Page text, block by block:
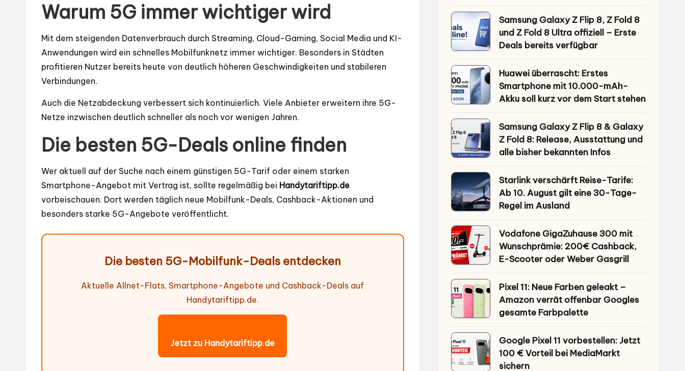
Warum 5G immer wichtiger wird
Mit dem steigenden Datenverbrauch durch Streaming, Cloud-Gaming, Social Media und KI-
Anwendungen wird ein schnelles Mobilfunknetz immer wichtiger. Besonders in Städten
profitieren Nutzer bereits heute von deutlich höheren Geschwindigkeiten und stabileren
Verbindungen.
Auch die Netzabdeckung verbessert sich kontinuierlich. Viele Anbieter erweitern ihre 5G-
Netze inzwischen deutlich schneller als noch vor wenigen Jahren.
Die besten 5G-Deals online finden
Wer aktuell auf der Suche nach einem günstigen 5G-Tarif oder einem starken
Smartphone-Angebot mit Vertrag ist, sollte regelmäßig bei Handytariftipp.de
vorbeischauen. Dort werden täglich neue Mobilfunk-Deals, Cashback-Aktionen und
besonders starke 5G-Angebote veröffentlicht.
Die besten 5G-Mobilfunk-Deals entdecken
Aktuelle Allnet-Flats, Smartphone-Angebote und Cashback-Deals auf
Handytariftipp.de.
Jetzt zu Handytariftipp.de
Samsung Galaxy Z Flip 8, Z Fold 8
und Z Fold 8 Ultra offiziell – Erste
Deals bereits verfügbar
Huawei überrascht: Erstes
Smartphone mit 10.000-mAh-
Akku soll kurz vor dem Start stehen
Samsung Galaxy Z Flip 8 & Galaxy
Z Fold 8: Release, Ausstattung und
alle bisher bekannten Infos
Starlink verschärft Reise-Tarife:
Ab 10. August gilt eine 30-Tage-
Regel im Ausland
Vodafone GigaZuhause 300 mit
Wunschprämie: 200€ Cashback,
E-Scooter oder Weber Gasgrill
Pixel 11: Neue Farben geleakt –
Amazon verrät offenbar Googles
gesamte Farbpalette
Google Pixel 11 vorbestellen: Jetzt
100 € Vorteil bei MediaMarkt
sichern